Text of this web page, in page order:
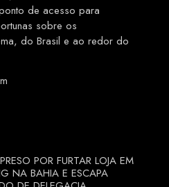
de acesso para
sobre os
do Brasil e ao redor do
POR FURTAR LOJA EM
NA BAHIA E ESCAPA